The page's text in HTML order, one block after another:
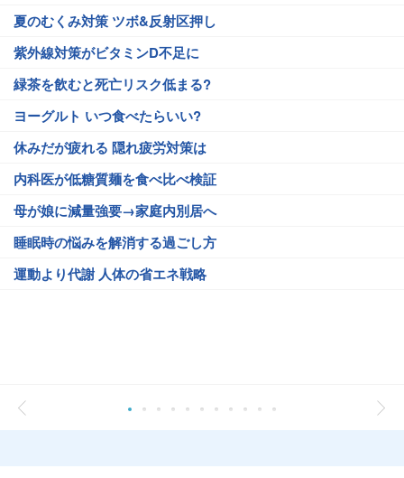
夏のむくみ対策 ツボ&反射区押し
紫外線対策がビタミンD不足に
緑茶を飲むと死亡リスク低まる?
ヨーグルト いつ食べたらいい?
休みだが疲れる 隠れ疲労対策は
内科医が低糖質麺を食べ比べ検証
母が娘に減量強要→家庭内別居へ
睡眠時の悩みを解消する過ごし方
運動より代謝 人体の省エネ戦略